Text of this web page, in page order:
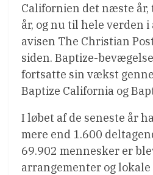
Californien det næste år,
år, og nu til hele verden
avisen The Christian
siden. Baptize-
fortsatte sin vækst
Baptize California og
I løbet af de seneste år
mere end 1.600
69.902 mennesker er
arrangementer og